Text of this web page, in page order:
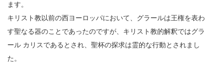
ます。
キリスト教以前の西ヨーロッパにおいて、グラールは王権を表わ
す聖なる器のことであったのですが、キリスト教的解釈ではグラ
ール カリスであるとされ、聖杯の探求は霊的な行動とされまし
た。